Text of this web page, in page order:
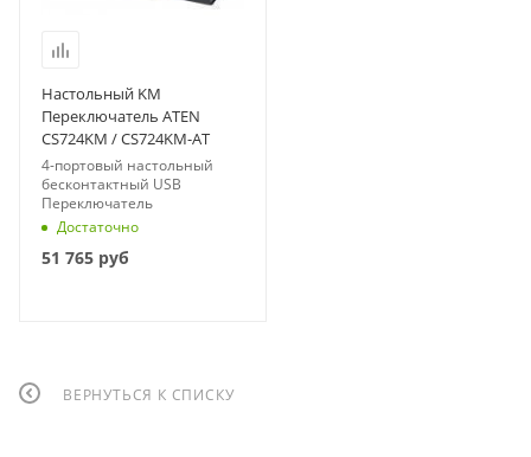
Настольный KM
Переключатель ATEN
CS724KM / CS724KM-AT
4-портовый настольный
бесконтактный USB
Переключатель
Достаточно
51 765 руб
ВЕРНУТЬСЯ К СПИСКУ